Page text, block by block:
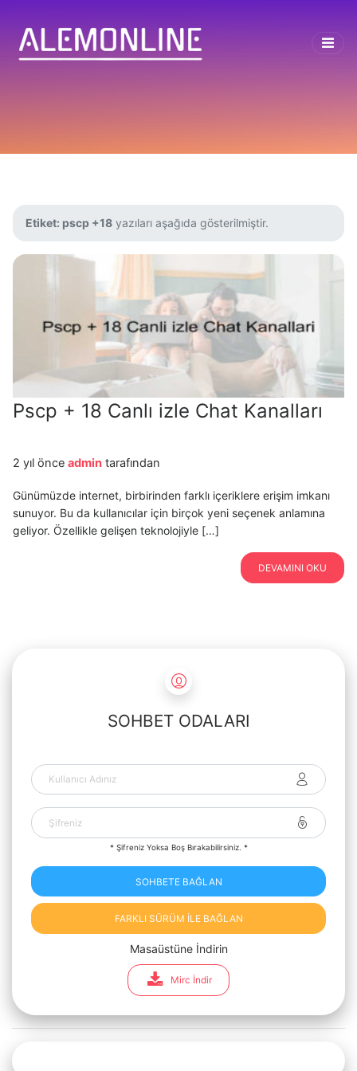
Etiket: pscp +18 yazıları aşağıda gösterilmiştir.
Pscp + 18 Canlı izle Chat Kanalları
2 yıl önce admin tarafından
Günümüzde internet, birbirinden farklı içeriklere erişim imkanı
sunuyor. Bu da kullanıcılar için birçok yeni seçenek anlamına
geliyor. Özellikle gelişen teknolojiyle […]
DEVAMINI OKU
SOHBET ODALARI
* Şifreniz Yoksa Boş Bırakabilirsiniz. *
SOHBETE BAĞLAN
FARKLI SÜRÜM İLE BAĞLAN
Masaüstüne İndirin
Mirc İndir